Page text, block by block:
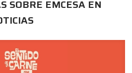
SOBRE EMCESA EN